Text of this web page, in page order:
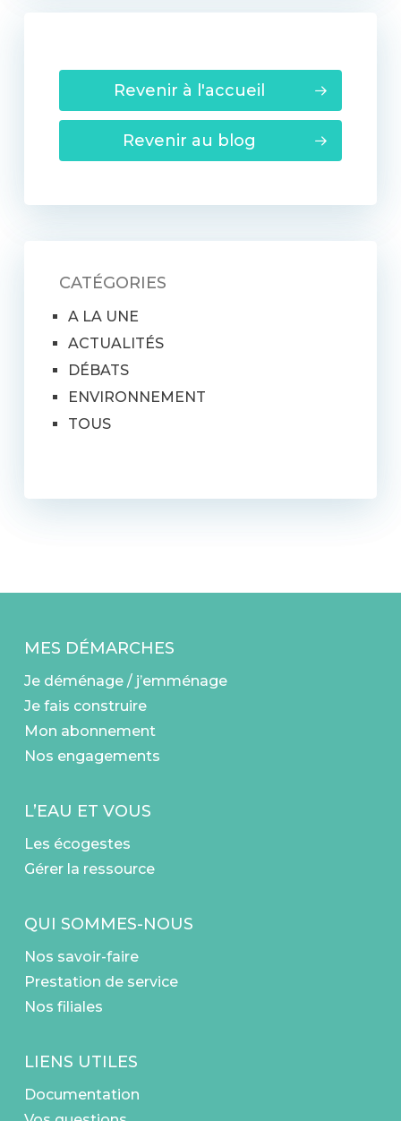
Revenir à l'accueil
Revenir au blog
CATÉGORIES
A LA UNE
ACTUALITÉS
DÉBATS
ENVIRONNEMENT
TOUS
MES DÉMARCHES
Je déménage / j’emménage
Je fais construire
Mon abonnement
Nos engagements
L’EAU ET VOUS
Les écogestes
Gérer la ressource
QUI SOMMES-NOUS
Nos savoir-faire
Prestation de service
Nos filiales
LIENS UTILES
Documentation